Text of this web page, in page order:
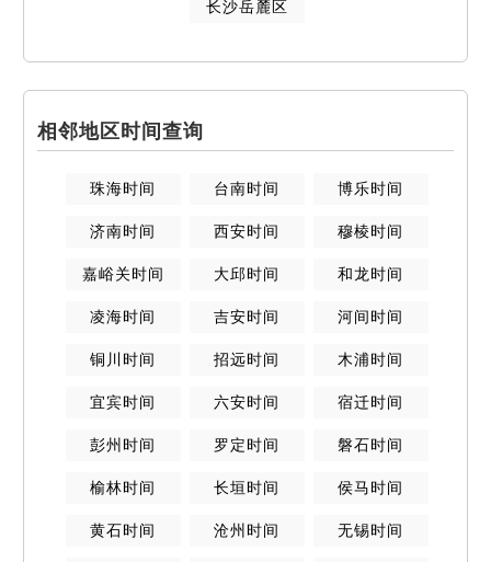
长沙岳麓区
相邻地区时间查询
珠海时间 台南时间 博乐时间
济南时间 西安时间 穆棱时间
嘉峪关时间 大邱时间 和龙时间
凌海时间 吉安时间 河间时间
铜川 时间 招远时间 木浦时间
宜宾时间 六安时间 宿迁时间
彭州时间 罗定时间 磐石时间
榆林时间 长垣时间 侯马时间
黄石时间 沧州时间 无锡时间